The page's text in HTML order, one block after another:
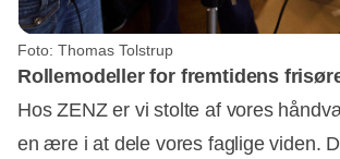
Foto: Thomas Tolstrup
Rollemodeller for fremtidens
Hos ZENZ er vi stolte af vores
en ære i at dele vores faglige viden.